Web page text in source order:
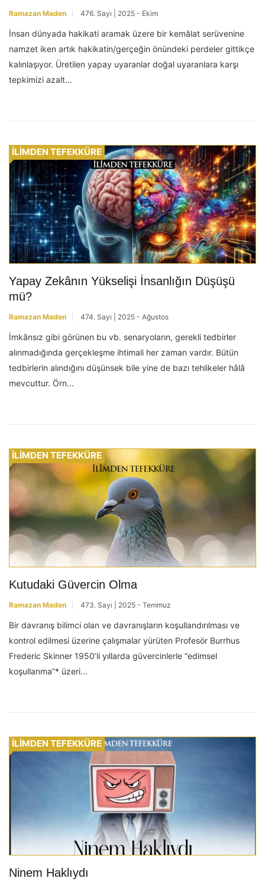
Ramazan Maden 476. Sayı | 2025 - Ekim
İnsan dünyada hakikati aramak üzere bir kemâlat serüvenine
namzet iken artık hakikatin/gerçeğin önündeki perdeler gittikçe
kalınlaşıyor. Üretilen yapay uyaranlar doğal uyaranlara karşı
tepkimizi azalt...
İLİMDEN TEFEKKÜRE
Yapay Zekânın Yükselişi İnsanlığın Düşüşü
mü?
Ramazan Maden 474. Sayı | 2025 - Ağustos
İmkânsız gibi görünen bu vb. senaryoların, gerekli tedbirler
alınmadığında gerçekleşme ihtimali her zaman vardır. Bütün
tedbirlerin alındığını düşünsek bile yine de bazı tehlikeler hâlâ
mevcuttur. Örn...
İLİMDEN TEFEKKÜRE
Kutudaki Güvercin Olma
Ramazan Maden 473. Sayı | 2025 - Temmuz
Bir davranış bilimci olan ve davranışların koşullandırılması ve
kontrol edilmesi üzerine çalışmalar yürüten Profesör Burrhus
Frederic Skinner 1950’li yıllarda güvercinlerle “edimsel
koşullanma”* üzeri...
İLİMDEN TEFEKKÜRE
Ninem Haklıydı